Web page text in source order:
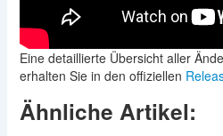
Eine detaillierte Übersicht aller
erhalten Sie in den offiziellen
Ähnliche Artikel: